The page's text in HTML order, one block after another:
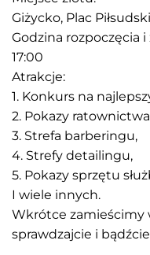
Giżycko, Plac
Godzina rozpoczęcia
17:00
Atrakcje:
1. Konkurs na
2. Pokazy
3. Strefa barberingu,
4. Strefy detailingu,
5. Pokazy sprzętu
I wiele innych.
Wkrótce zamieścimy
sprawdzajcie i